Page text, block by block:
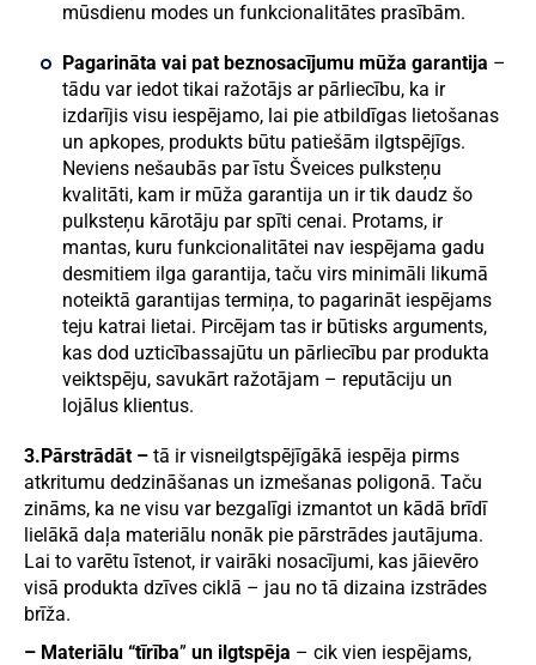
mūsdienu modes un funkcionalitātes prasībām.
Pagarināta vai pat beznosacījumu mūža garantija –
tādu var iedot tikai ražotājs ar pārliecību, ka ir
izdarījis visu iespējamo, lai pie atbildīgas lietošanas
un apkopes, produkts būtu patiešām ilgtspējīgs.
Neviens nešaubās par īstu Šveices pulksteņu
kvalitāti, kam ir mūža garantija un ir tik daudz šo
pulksteņu kārotāju par spīti cenai. Protams, ir
mantas, kuru funkcionalitātei nav iespējama gadu
desmitiem ilga garantija, taču virs minimāli likumā
noteiktā garantijas termiņa, to pagarināt iespējams
teju katrai lietai. Pircējam tas ir būtisks arguments,
kas dod uzticībassajūtu un pārliecību par produkta
veiktspēju, savukārt ražotājam – reputāciju un
lojālus klientus.
3.Pārstrādāt – tā ir visneilgtspējīgākā iespēja pirms
atkritumu dedzināšanas un izmešanas poligonā. Taču
zināms, ka ne visu var bezgalīgi izmantot un kādā brīdī
lielākā daļa materiālu nonāk pie pārstrādes jautājuma.
Lai to varētu īstenot, ir vairāki nosacījumi, kas jāievēro
visā produkta dzīves ciklā – jau no tā dizaina izstrādes
brīža.
– Materiālu “tīrība” un ilgtspēja – cik vien iespējams,